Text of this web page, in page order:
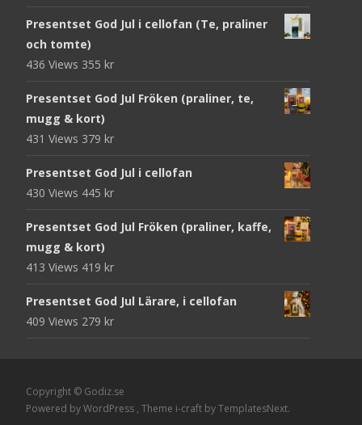
Presentset God Jul i cellofan (Te, praliner
och tomte)
436 Views 355 kr
Presentset God Jul Fröken (praliner, te,
mugg & kort)
431 Views 379 kr
Presentset God Jul i cellofan
430 Views 445 kr
Presentset God Jul Fröken (praliner, kaffe,
mugg & kort)
413 Views 419 kr
Presentset God Jul Lärare, i cellofan
409 Views 279 kr
Copyright © Godiz.se
Powered by WordPress , Theme i-craft by TemplatesNext.